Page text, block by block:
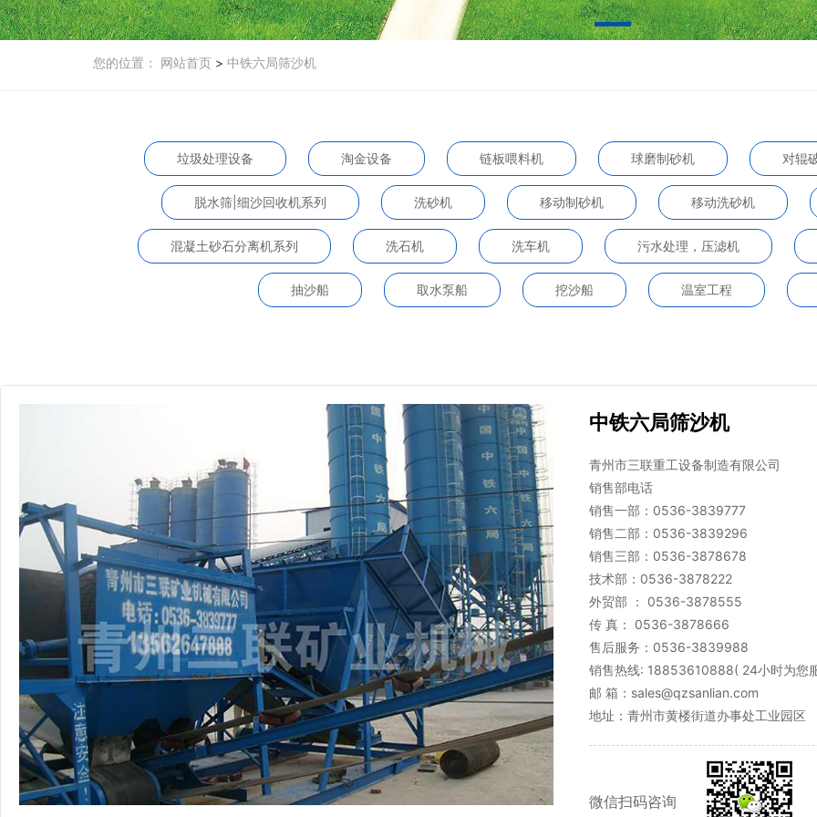
您的位置： 网站首页 > 中铁六局筛沙机
垃圾处理设备 淘金设备 链板喂料机 球磨制砂机 对辊
脱水筛|细沙回收机系列 洗砂机 移动制砂机 移动洗砂机
混凝土砂石分离机系列 洗石机 洗车机 污水处理，压滤机
抽沙船 取水泵船 挖沙船 温室工程
中铁六局筛沙机
青州市三联重工设备制造有限公司
销售部电话
销售一部：0536-3839777
销售二部：0536-3839296
销售三部：0536-3878678
技术部：0536-3878222
外贸部 ： 0536-3878555
传 真： 0536-3878666
售后服务：0536-3839988
销售热线: 18853610888( 24小时为您
邮 箱：sales@qzsanlian.com
地址：青州市黄楼街道办事处工业园区
微信扫码咨询